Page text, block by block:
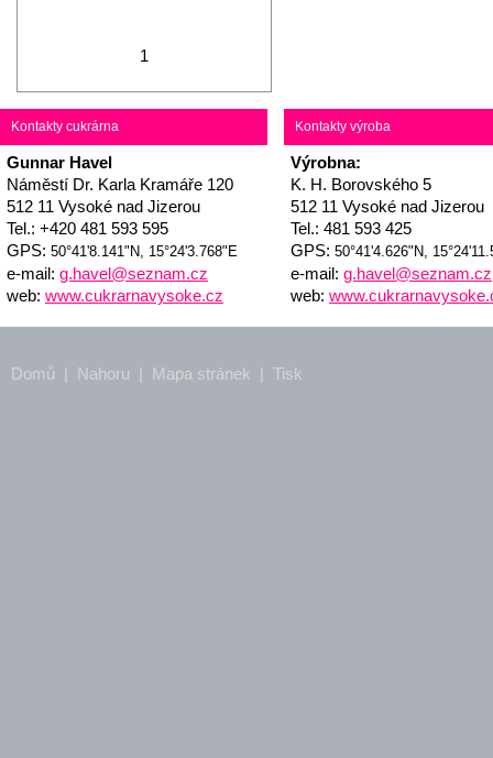
1
Kontakty cukrárna
Gunnar Havel
Náměstí Dr. Karla Kramáře 120
512 11 Vysoké nad Jizerou
Tel.: +420 481 593 595
GPS: 50°41'8.141"N, 15°24'3.768"E
e-mail: g.havel@seznam.cz
web: www.cukrarnavysoke.cz
Kontakty výroba
Výrobna:
K. H. Borovského 5
512 11 Vysoké nad Jizerou
Tel.: 481 593 425
GPS: 50°41'4.626"N,
e-mail: g.havel@seznam.cz
web:
Domů | Nahoru | Mapa stránek | Tisk